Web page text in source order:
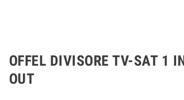
OFFEL DIVISORE TV-SAT 1
OUT